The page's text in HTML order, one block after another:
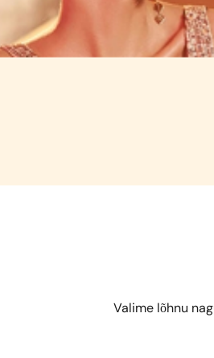
Valime lõhnu